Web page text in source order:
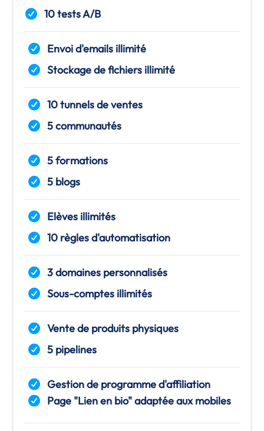
10 tests A/B
Envoi d'emails illimité
Stockage de fichiers illimité
10 tunnels de ventes
5 communautés
5 formations
5 blogs
Elèves illimités
10 règles d'automatisation
3 domaines personnalisés
Sous-comptes illimités
Vente de produits physiques
5 pipelines
Gestion de programme d'affiliation
Page "Lien en bio" adaptée aux mobiles